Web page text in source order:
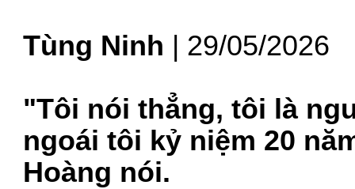
Tùng Ninh | 29/05/2026
"Tôi nói thẳng, tôi là
ngoái tôi kỷ niệm 20
Hoàng nói.